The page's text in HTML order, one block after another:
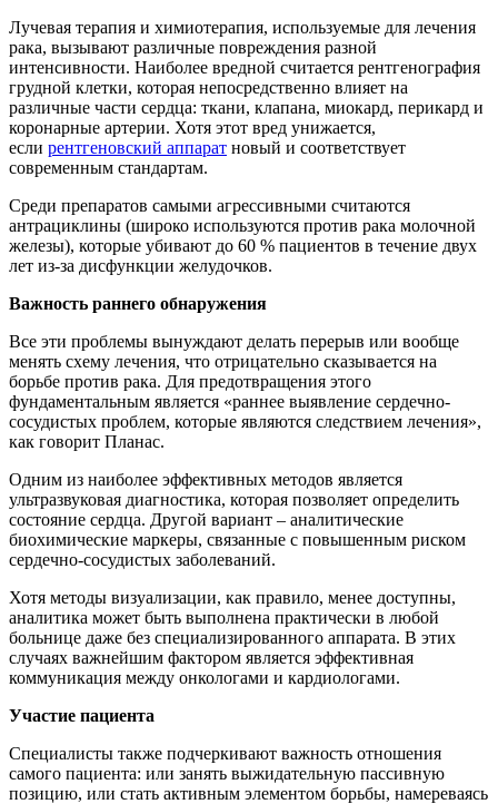
Лучевая терапия и химиотерапия, используемые для лечения
рака, вызывают различные повреждения разной
интенсивности. Наиболее вредной считается рентгенография
грудной клетки, которая непосредственно влияет на
различные части сердца: ткани, клапана, миокард, перикард и
коронарные артерии. Хотя этот вред унижается,
если рентгеновский аппарат новый и соответствует
современным стандартам.
Среди препаратов самыми агрессивными считаются
антрациклины (широко используются против рака молочной
железы), которые убивают до 60 % пациентов в течение двух
лет из-за дисфункции желудочков.
Важность раннего обнаружения
Все эти проблемы вынуждают делать перерыв или вообще
менять схему лечения, что отрицательно сказывается на
борьбе против рака. Для предотвращения этого
фундаментальным является «раннее выявление сердечно-
сосудистых проблем, которые являются следствием лечения»,
как говорит Планас.
Одним из наиболее эффективных методов является
ультразвуковая диагностика, которая позволяет определить
состояние сердца. Другой вариант – аналитические
биохимические маркеры, связанные с повышенным риском
сердечно-сосудистых заболеваний.
Хотя методы визуализации, как правило, менее доступны,
аналитика может быть выполнена практически в любой
больнице даже без специализированного аппарата. В этих
случаях важнейшим фактором является эффективная
коммуникация между онкологами и кардиологами.
Участие пациента
Специалисты также подчеркивают важность отношения
самого пациента: или занять выжидательную пассивную
позицию, или стать активным элементом борьбы, намереваясь